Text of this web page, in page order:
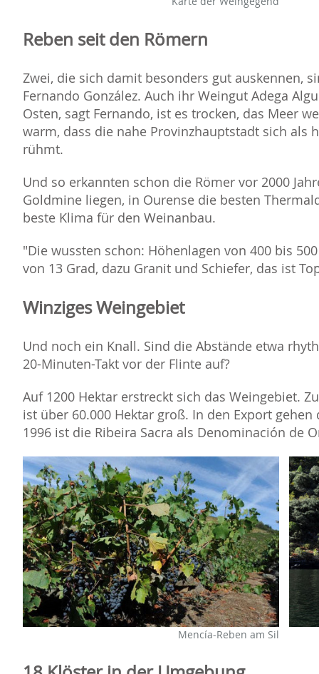
Reben seit den Römern
Zwei, die sich damit besonders gut auskennen,
Fernando González. Auch ihr Weingut Adega
Osten, sagt Fernando, ist es trocken, das Meer
warm, dass die nahe Provinzhauptstadt sich als
rühmt.
Und so erkannten schon die Römer vor 2000
Goldmine liegen, in Ourense die besten
beste Klima für den Weinanbau.
"Die wussten schon: Höhenlagen von 400 bis
von 13 Grad, dazu Granit und Schiefer, das ist
Winziges Weingebiet
Und noch ein Knall. Sind die Abstände etwa
20-Minuten-Takt vor der Flinte auf?
Auf 1200 Hektar erstreckt sich das Weingebiet.
ist über 60.000 Hektar groß. In den Export
1996 ist die Ribeira Sacra als Denominación de
Mencía-Reben am Sil